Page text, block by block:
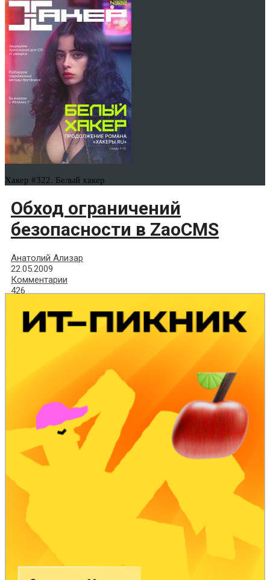
Хакер #322. Белый хакер
Обход ограничений
безопасности в ZaoCMS
Анатолий Ализар
22.05.2009
Комментарии
426